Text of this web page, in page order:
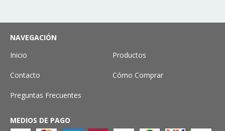
NAVEGACIÓN
Inicio
Productos
Contacto Cómo Comprar
Preguntas Frecuentes
MEDIOS DE PAGO